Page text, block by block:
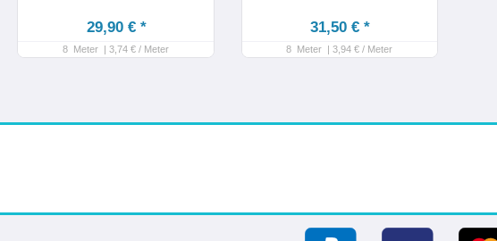
29,90 € *
8 Meter | 3,74 € / Meter
31,50 € *
8 Meter | 3,94 € / Meter